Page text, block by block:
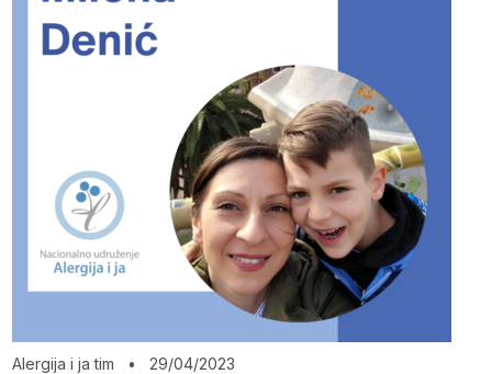
Alergija i ja tim • 29/04/2023